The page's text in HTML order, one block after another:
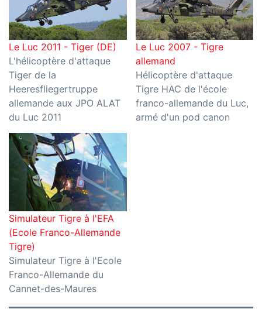
Le Luc 2011 - Tiger (DE)
L'hélicoptère d'attaque
Tiger de la
Heeresfliegertruppe
allemande aux JPO ALAT
du Luc 2011
Le Luc 2007 - Tigre
allemand
Hélicoptère d'attaque
Tigre HAC de l'école
franco-allemande du Luc,
armé d'un pod canon
Simulateur Tigre à l'EFA
(Ecole Franco-Allemande
Tigre)
Simulateur Tigre à l'Ecole
Franco-Allemande du
Cannet-des-Maures